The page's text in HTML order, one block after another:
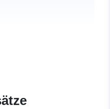
4c1e-a7b3-